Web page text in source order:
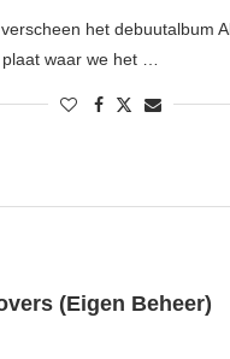
het debuutalbum
waar we het …
(Eigen Beheer)